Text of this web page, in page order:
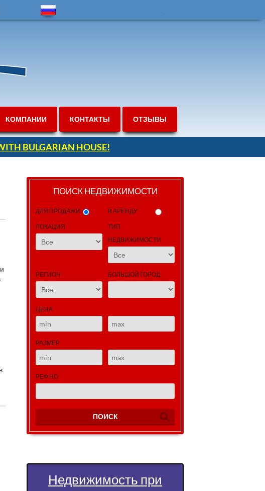
КОМПАНИИ КОНТАКТЫ ОТЗЫВЫ
BULGARIAN HOUSE!
ПОИСК НЕДВИЖИМОСТИ
ДЛЯ ПРОДАЖИ В АРЕНДУ
ЛОКАЦИЯ
ТИП
НЕДВИЖИМОСТИ
РЕГИОН БОЛЬШОЙ ГОРОД
ЦЕНА
РАЗМЕР
РЕФ НО
ПОИСК
Недвижимость при